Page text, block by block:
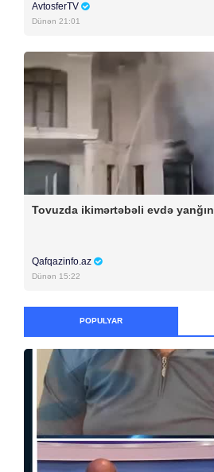
AvtosferTV
Dünən 21:01
Tovuzda ikimərtəbəli evdə yanğın
Qafqazinfo.az
Dünən 15:22
POPULYAR